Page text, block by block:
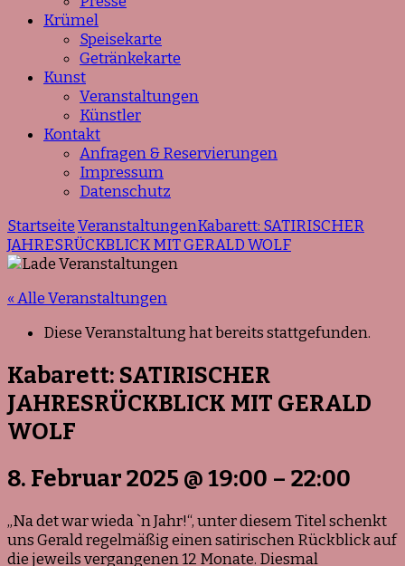
Krümel
Speisekarte
Getränkekarte
Kunst
Veranstaltungen
Künstler
Kontakt
Anfragen & Reservierungen
Impressum
Datenschutz
StartseiteVeranstaltungenKabarett: SATIRISCHER
JAHRESRÜCKBLICK MIT GERALD WOLF
« Alle Veranstaltungen
Diese Veranstaltung hat bereits stattgefunden.
Kabarett: SATIRISCHER
JAHRESRÜCKBLICK MIT GERALD
WOLF
8. Februar 2025 @19:00 – 22:00
„Na det war wieda `n Jahr!“, unter diesem Titel schenkt
uns Gerald regelmäßig einen satirischen Rückblick auf
die jeweils vergangenen 12 Monate. Diesmal